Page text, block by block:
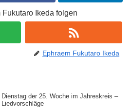
Fukutaro Ikeda folgen
Ephraem Fukutaro Ikeda
Dienstag der 25. Woche im Jahreskreis –
Liedvorschläge